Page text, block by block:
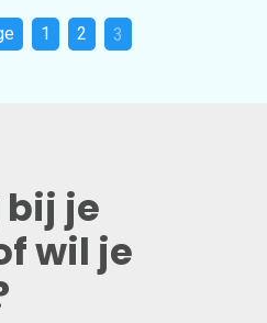
1 2 3
je
wil je